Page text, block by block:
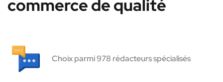
commerce de qualité
Choix parmi 978 rédacteurs spécialisés